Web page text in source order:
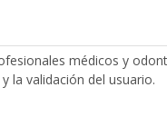
médicos y
la validación del usuario.